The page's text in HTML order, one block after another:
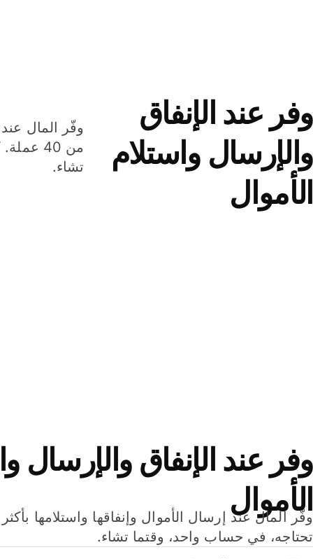
وفر عند الإنفاق
والإرسال واستلام
الأموال
وفّر المال عند
من 40
تشاء.
وفر عند الإنفاق والإرسال
الأموال
تحتاجه، في حساب واحد، وقتما تشاء.